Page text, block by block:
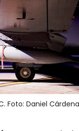
Foto: Daniel